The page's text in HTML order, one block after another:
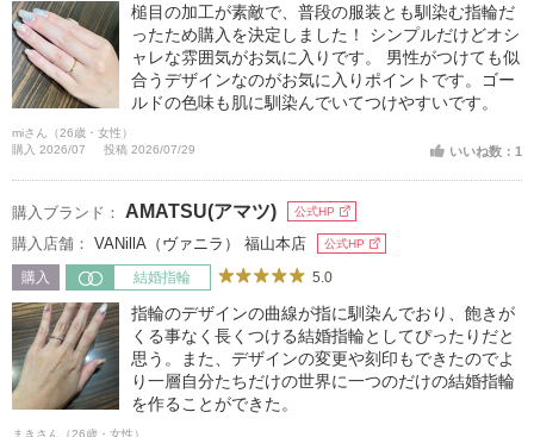
槌目の加工が素敵で、普段の服装とも馴染む指輪だ
ったため購入を決定しました！ シンプルだけどオシ
ャレな雰囲気がお気に入りです。 男性がつけても似
合うデザインなのがお気に入りポイントです。ゴー
ルドの色味も肌に馴染んでいてつけやすいです。
miさん（26歳・女性）
購入 2026/07
投稿 2026/07/29 いいね数：1
購入ブランド： AMATSU(アマツ) 公式HP
購入店舗： VANillA（ヴァニラ） 福山本店 公式HP
購入 結婚指輪 5.0
指輪のデザインの曲線が指に馴染んでおり、飽きが
くる事なく長くつける結婚指輪としてぴったりだと
思う。また、デザインの変更や刻印もできたのでよ
り一層自分たちだけの世界に一つのだけの結婚指輪
を作ることができた。
まきさん（26歳・女性）